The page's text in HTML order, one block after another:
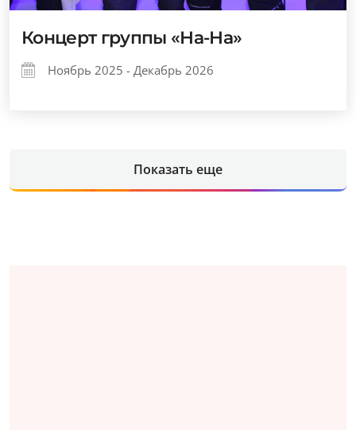
Концерт группы «На-На»
Ноябрь 2025 - Декабрь 2026
Показать еще